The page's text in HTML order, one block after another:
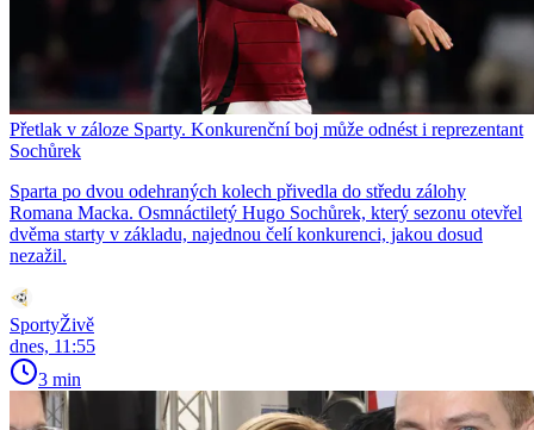
Přetlak v záloze Sparty. Konkurenční boj může odnést i reprezentant
Sochůrek
Sparta po dvou odehraných kolech přivedla do středu zálohy
Romana Macka. Osmnáctiletý Hugo Sochůrek, který sezonu otevřel
dvěma starty v základu, najednou čelí konkurenci, jakou dosud
nezažil.
SportyŽivě
dnes, 11:55
3 min